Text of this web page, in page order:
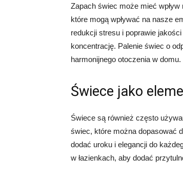
Zapach świec może mieć
które mogą wpływać na nasze
redukcji stresu i poprawie
koncentrację. Palenie świec o
harmonijnego otoczenia w domu.
Świece jako
Świece są również często
świec, które można dopasować
dodać uroku i elegancji do
w łazienkach, aby dodać